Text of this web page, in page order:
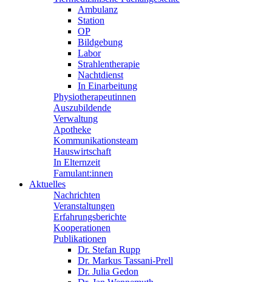
Ambulanz
Station
OP
Bildgebung
Labor
Strahlentherapie
Nachtdienst
In Einarbeitung
Physiotherapeutinnen
Auszubildende
Verwaltung
Apotheke
Kommunikationsteam
Hauswirtschaft
In Elternzeit
Famulant:innen
Aktuelles
Nachrichten
Veranstaltungen
Erfahrungsberichte
Kooperationen
Publikationen
Dr. Stefan Rupp
Dr. Markus Tassani-Prell
Dr. Julia Gedon